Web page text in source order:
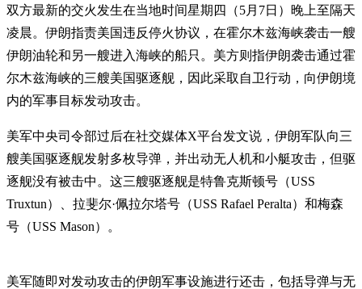
双方最新的交火发生在当地时间星期四（5月7日）晚上至隔天
凌晨。伊朗指责美国违反停火协议，在霍尔木兹海峡袭击一艘
伊朗油轮和另一艘进入海峡的船只。美方则指伊朗袭击通过霍
尔木兹海峡的三艘美国驱逐舰，因此采取自卫行动，向伊朗境
内的军事目标发动攻击。
美军中央司令部过后在社交媒体X平台发文说，伊朗军队向三
艘美国驱逐舰发射多枚导弹，并出动无人机和小艇攻击，但驱
逐舰没有被击中。这三艘驱逐舰是特鲁克斯顿号（USS
Truxtun）、拉斐尔·佩拉尔塔号（USS Rafael Peralta）和梅森
号（USS Mason）。
美军随即对发动攻击的伊朗军事设施进行还击，包括导弹与无